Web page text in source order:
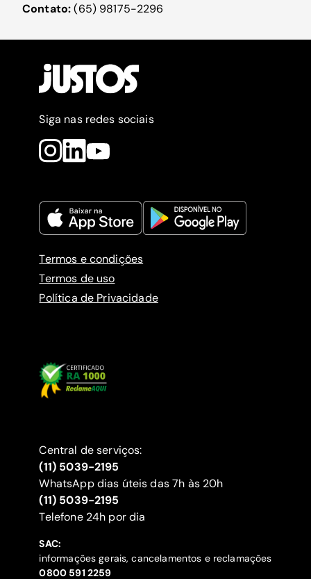
Contato:(65) 98175-2296
Siga nas redes sociais
Termos e condições
Termos de uso
Política de Privacidade
Central de serviços:
(11) 5039-2195
WhatsApp dias úteis das 7h às 20h
(11) 5039-2195
‍Telefone 24h por dia
SAC:
informações gerais, cancelamentos e reclamações
‍0800 591 2259